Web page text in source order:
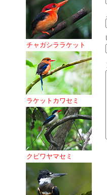
チャガシララケット
ラケットカワセミ
クビワヤマセミ